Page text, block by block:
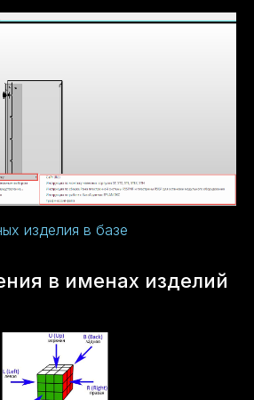
изделия в базе
в именах изделий